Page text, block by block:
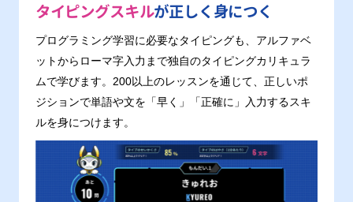
タイピングスキルが正しく身につく
プログラミング学習に必要なタイピングも、アルファベ
ットからローマ字入力まで独自のタイピングカリキュラ
ムで学びます。200以上のレッスンを通じて、正しいポ
ジションで単語や文を「早く」「正確に」入力するスキ
ルを身につけます。